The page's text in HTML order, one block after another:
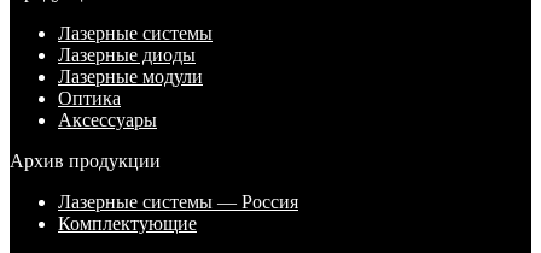
Лазерные системы
Лазерные диоды
Лазерные модули
Оптика
Аксессуары
Архив продукции
Лазерные системы — Россия
Комплектующие